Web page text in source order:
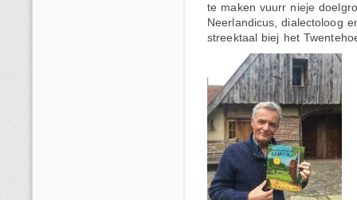
te maken vuurr nieje
Neerlandicus, dialectoloog
streektaal biej het